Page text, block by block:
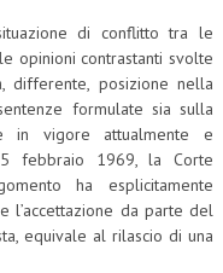
di conflitto tra le
opinioni contrastanti svolte
differente, posizione nella
formulate sia sulla
in vigore attualmente e
febbraio 1969, la Corte
ha esplicitamente
da parte del
equivale al rilascio di una